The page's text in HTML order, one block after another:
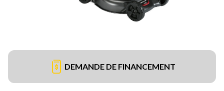
DEMANDE DE FINANCEMENT